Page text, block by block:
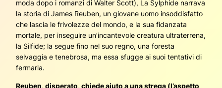
moda dopo i romanzi di Walter Scott), La Sylphide narrava
la storia di James Reuben, un giovane uomo insoddisfatto
che lascia le frivolezze del mondo, e la sua fidanzata
mortale, per inseguire un’incantevole creatura ultraterrena,
la Silfide; la segue fino nel suo regno, una foresta
selvaggia e tenebrosa, ma essa sfugge ai suoi tentativi di
fermarla.
Reuben, disperato, chiede aiuto a una strega (l’aspetto